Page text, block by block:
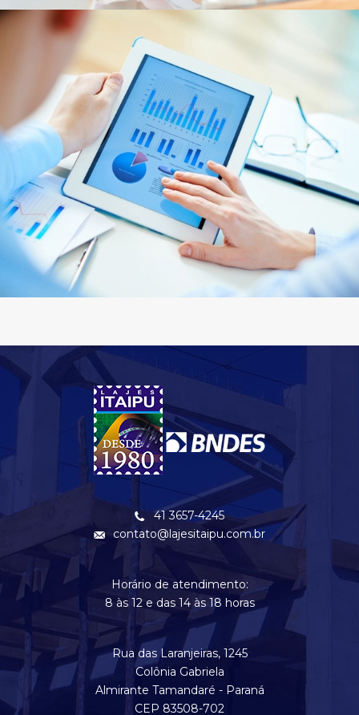
41 3657-4245
contato@lajesitaipu.com.br
Horário de atendimento:
8 às 12 e das 14 às 18 horas
Rua das Laranjeiras, 1245
Colônia Gabriela
Almirante Tamandaré - Paraná
CEP 83508-702